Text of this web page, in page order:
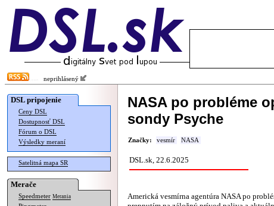
neprihlásený
DSL pripojenie
Ceny DSL
Dostupnosť DSL
Fórum o DSL
Výsledky meraní
Satelitná mapa SR
Merače
Speedmeter Merania
NASA po probléme
sondy Psyche
Značky: vesmír NASA
DSL.sk, 22.6.2025
Americká vesmírna agentúra NASA po